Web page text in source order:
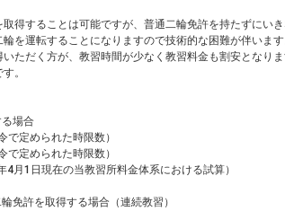
得することは可能ですが、普通二輪免許を持たずにい
を運転することになりますので技術的な困難が伴います
ただく方が、教習時間が少なく教習料金も割安となり
。
場合
で定められた時限数）
で定められた時限数）
4月1日現在の当教習所料金体系における試算）
免許を取得する場合（連続教習）